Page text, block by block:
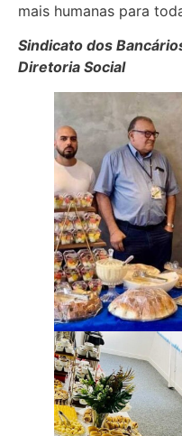
mais humanas para
Sindicato dos
Diretoria Social